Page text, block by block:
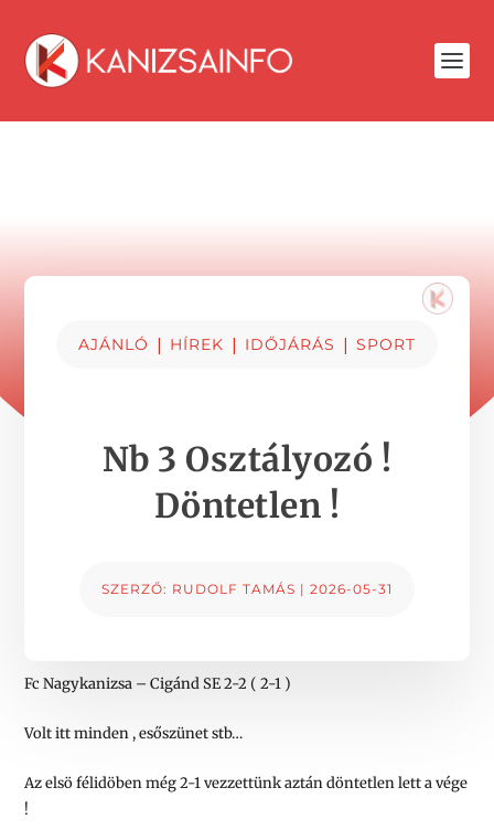
AJÁNLÓ | HÍREK | IDŐJÁRÁS | SPORT
Nb 3 Osztályozó !
Döntetlen !
SZERZŐ: RUDOLF TAMÁS | 2026-05-31
Fc Nagykanizsa – Cigánd SE 2-2 ( 2-1 )
Volt itt minden , esőszünet stb…
Az elsö félidöben még 2-1 vezzettünk aztán döntetlen lett a vége
!